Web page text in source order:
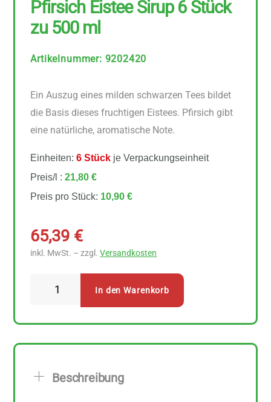
Pfirsich Eistee Sirup 6 Stück
zu 500 ml
Artikelnummer: 9202420
Ein Auszug eines milden schwarzen Tees bildet
die Basis dieses fruchtigen Eistees. Pfirsich gibt
eine natürliche, aromatische Note.
Einheiten:6 Stück je Verpackungseinheit
Preis/l :21,80 €
Preis pro Stück: 10,90 €
65,39 €
inkl. MwSt. – zzgl.Versandkosten
Sirup
In den Warenkorb
Beschreibung